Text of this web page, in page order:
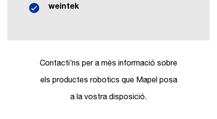
weintek
Contacti’ns per a més informació sobre
els productes robotics que Mapel posa
a la vostra disposició.